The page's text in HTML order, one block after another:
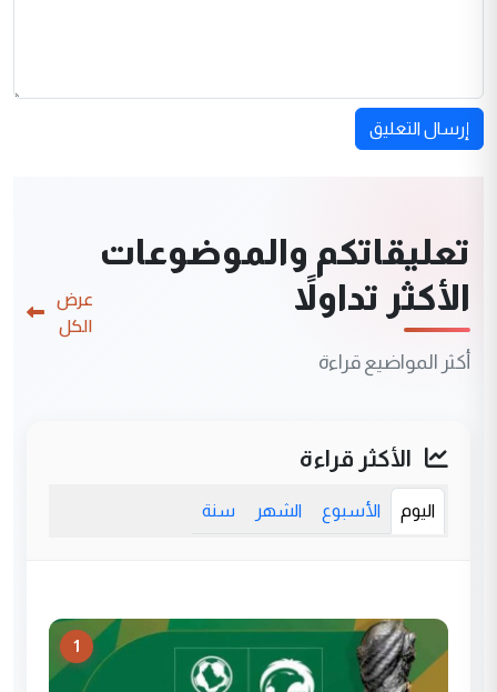
إرسال التعليق
تعليقاتكم والموضوعات
الأكثر تداولاً
أكثر المواضيع قراءة
عرض
الكل
الأكثر قراءة
اليوم الأسبوع الشهر سنة
1